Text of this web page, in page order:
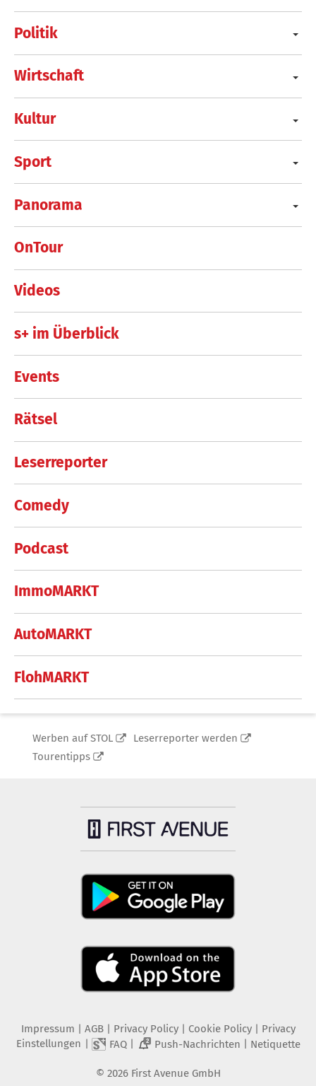
Politik
Wirtschaft
Kultur
Sport
Panorama
OnTour
Videos
s+ im Überblick
Events
Rätsel
Leserreporter
Comedy
Podcast
ImmoMARKT
AutoMARKT
FlohMARKT
Werben auf STOL
Leserreporter werden
Tourentipps
Impressum | AGB | Privacy Policy| Cookie Policy| Privacy
Einstellungen | FAQ| 2 Push-Nachrichten | Netiquette
© 2026 First Avenue GmbH